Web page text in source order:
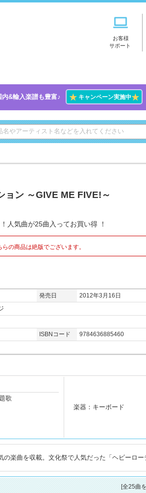
お客様
サポート
内&輸入楽譜も豊富♪ ★キャンペーン実施中★
ョン ～GIVE ME FIVE!～
人気曲が25曲入ってお買い得 ！
の商品は絶版でございます。
発売日
2012年3月16日
ISBNコード
9784636885460
歌
楽器：キーボード
楽曲を収載。文化祭で人気だった「ヘビーロー
[全25曲